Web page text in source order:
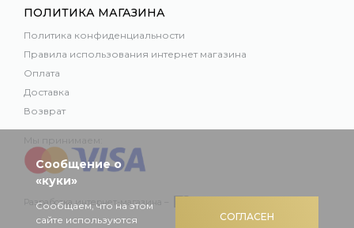
ПОЛИТИКА МАГАЗИНА
Политика конфиденциальности
Правила использования интернет магазина
Оплата
Доставка
Возврат
Разработка интернет-магазина –
СОГЛАСЕН
Сообщение о
«куки»
Сообщаем, что на этом
сайте используются